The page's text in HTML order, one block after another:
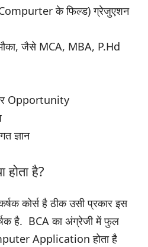
के फिल्ड) ग्रेजुएशन
मौका, जैसे MCA, MBA, P.Hd
Opportunity
ज्ञान
होता है?
कोर्स है ठीक उसी प्रकार इस
है. BCA का अंग्रेजी में फुल
Application होता है